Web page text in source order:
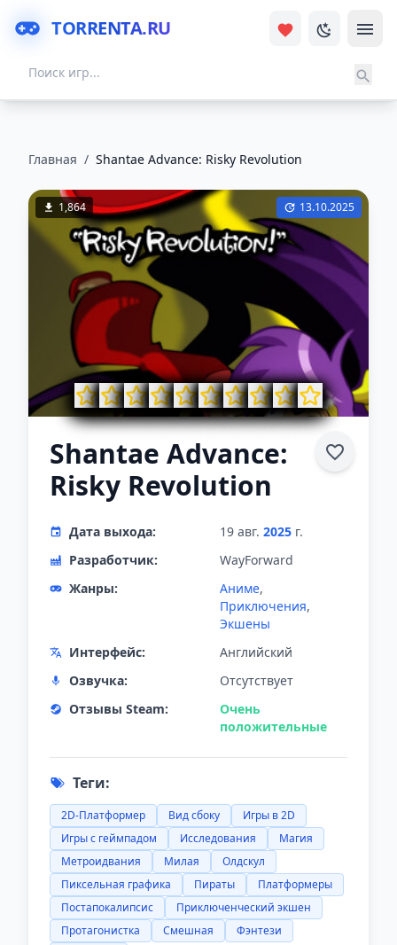
TORRENTA.RU
Главная / Shantae Advance: Risky Revolution
1,864 13.10.2025
Shantae Advance:
Risky Revolution
Дата выхода: 19 авг. 2025 г.
Разработчик:
WayForward
Жанры:
Аниме,
Приключения,
Экшены
Интерфейс:
Английский
Озвучка:
Отсутствует
Отзывы Steam:
Очень
положительные
Теги:
2D-Платформер Вид сбоку
Игры в 2D
Игры с геймпадом
Исследования
Магия
Метроидвания
Милая
Олдскул
Пиксельная графика
Пираты
Платформеры
Постапокалипсис
Приключенческий экшен
Протагонистка
Смешная
Фэнтези